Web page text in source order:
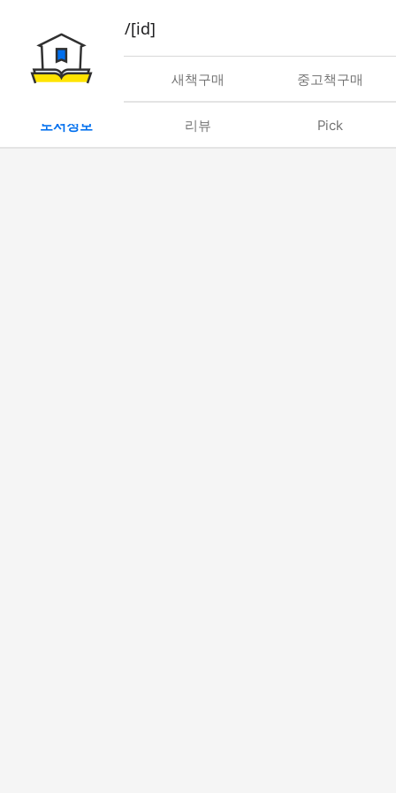
book/rent/[id]
대여 새책구매 중고책구매
도서정보 리뷰 Pick